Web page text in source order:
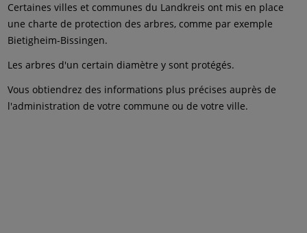
Certaines villes et communes du Landkreis ont mis en place
une charte de protection des arbres, comme par exemple
Bietigheim-Bissingen.
Les arbres d'un certain diamètre y sont protégés.
Vous obtiendrez des informations plus précises auprès de
l'administration de votre commune ou de votre ville.